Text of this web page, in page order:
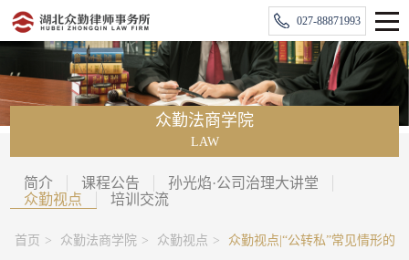
027-88871993
众勤法商学院
LAW
简介 课程公告
孙光焰·公司治理大讲堂
众勤视点
培训交流
首页 > 众勤法商学院 > 众勤视点 >
众勤视点|“公转私”常见情形的